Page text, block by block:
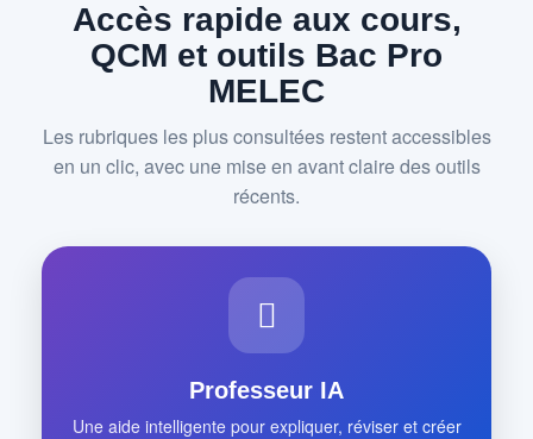
Accès rapide aux cours,
QCM et outils Bac Pro
MELEC
Les rubriques les plus consultées restent accessibles
en un clic, avec une mise en avant claire des outils
récents.
Professeur IA
Une aide intelligente pour expliquer, réviser et créer